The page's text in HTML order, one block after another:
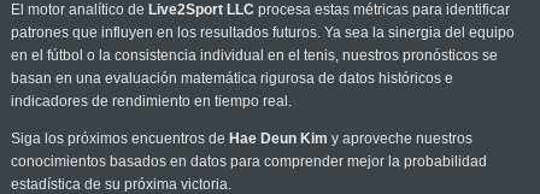
El motor analítico de Live2Sport LLC procesa estas métricas para identificar
patrones que influyen en los resultados futuros. Ya sea la sinergia del equipo
en el fútbol o la consistencia individual en el tenis, nuestros pronósticos se
basan en una evaluación matemática rigurosa de datos históricos e
indicadores de rendimiento en tiempo real.
Siga los próximos encuentros de Hae Deun Kim y aproveche nuestros
conocimientos basados en datos para comprender mejor la probabilidad
estadística de su próxima victoria.